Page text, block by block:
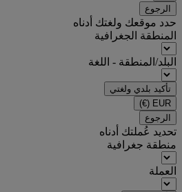
الرجوع
حدد موقعك ولغتك أدناه
المنطقة الجغرافية
البلد/المنطقة - اللغة
تأكيد بلدي ولغتي
EUR
(€)
الرجوع
تحديد عُملتك أدناه
منطقة جغرافية
العملة